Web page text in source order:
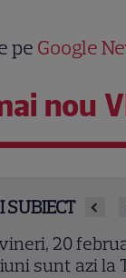
pe Google
nou
SUBIECT
februarie
diseară.